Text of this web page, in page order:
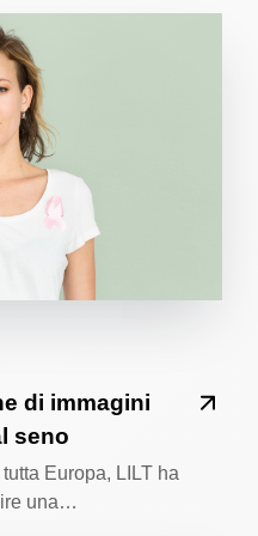
di immagini
seno
Europa, LILT ha
una…